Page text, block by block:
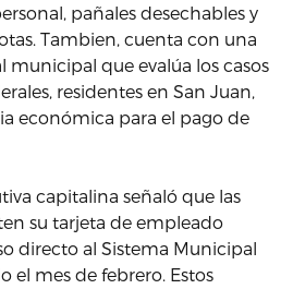
pañales desechables y
Tambien, cuenta con una
municipal que evalúa los casos
residentes en San Juan,
económica para el pago de
capitalina señaló que las
su tarjeta de empleado
directo al Sistema Municipal
el mes de febrero. Estos